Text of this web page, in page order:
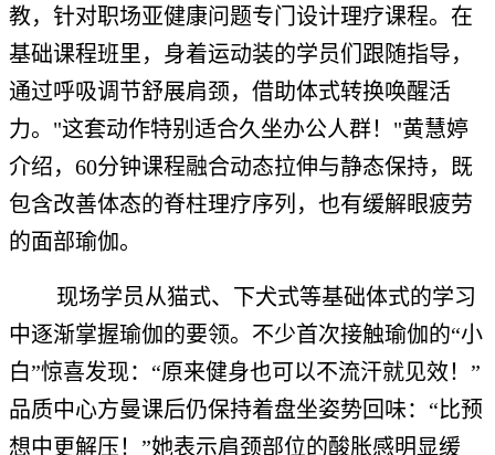
教，针对职场亚健康问题专门设计理疗课程。在
基础课程班里，身着运动装的学员们跟随指导，
通过呼吸调节舒展肩颈，借助体式转换唤醒活
力。"这套动作特别适合久坐办公人群！"黄慧婷
介绍，60分钟课程融合动态拉伸与静态保持，既
包含改善体态的脊柱理疗序列，也有缓解眼疲劳
的面部瑜伽。
现场学员从猫式、下犬式等基础体式的学习
中逐渐掌握瑜伽的要领。不少首次接触瑜伽的“小
白”惊喜发现：“原来健身也可以不流汗就见效！”
品质中心方曼课后仍保持着盘坐姿势回味：“比预
想中更解压！”她表示肩颈部位的酸胀感明显缓